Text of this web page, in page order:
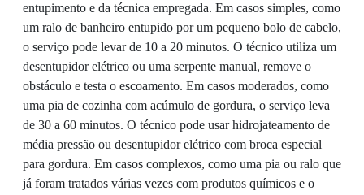
entupimento e da técnica empregada. Em casos simples, como
um ralo de banheiro entupido por um pequeno bolo de cabelo,
o serviço pode levar de 10 a 20 minutos. O técnico utiliza um
desentupidor elétrico ou uma serpente manual, remove o
obstáculo e testa o escoamento. Em casos moderados, como
uma pia de cozinha com acúmulo de gordura, o serviço leva
de 30 a 60 minutos. O técnico pode usar hidrojateamento de
média pressão ou desentupidor elétrico com broca especial
para gordura. Em casos complexos, como uma pia ou ralo que
já foram tratados várias vezes com produtos químicos e o